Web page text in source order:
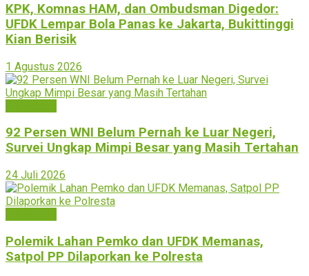
KPK, Komnas HAM, dan Ombudsman Digedor:
UFDK Lempar Bola Panas ke Jakarta, Bukittinggi
Kian Berisik
1 Agustus 2026
92 Persen WNI Belum Pernah ke Luar Negeri,
Survei Ungkap Mimpi Besar yang Masih Tertahan
24 Juli 2026
Polemik Lahan Pemko dan UFDK Memanas,
Satpol PP Dilaporkan ke Polresta